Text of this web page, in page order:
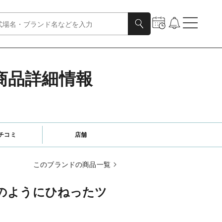
詳細情報
コミ 店舗
このブランドの商品一覧
ようにひねったツ